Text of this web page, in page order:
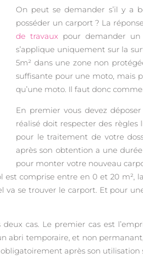
On peut se demander s’il y a
posséder un carport ? La
de travauxpour demander un
s’applique uniquement sur la
5m² dans une zone non
suffisante pour une moto, mais
qu’une moto. Il faut donc
En premier vous devez
réalisé doit respecter des règles
pour le traitement de votre
après son obtention a une
pour monter votre nouveau
est comprise entre en 0 et 20
se trouver le carport. Et pour
cas. Le premier cas est
abri temporaire, et non
après son utilisation